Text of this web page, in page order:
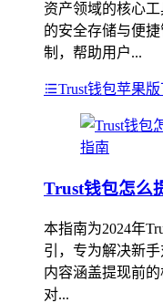
资产领域的核心
的安全存储与便
制，帮助用户...
Trust钱包苹果
Trust钱包怎么
本指南为2024年
引，专为解决新手
内容涵盖提现前
对...